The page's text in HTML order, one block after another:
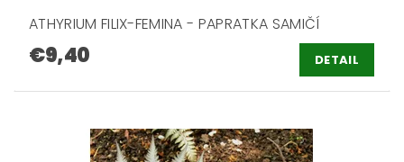
ATHYRIUM FILIX-FEMINA - PAPRATKA SAMIČÍ
€9,40 DETAIL